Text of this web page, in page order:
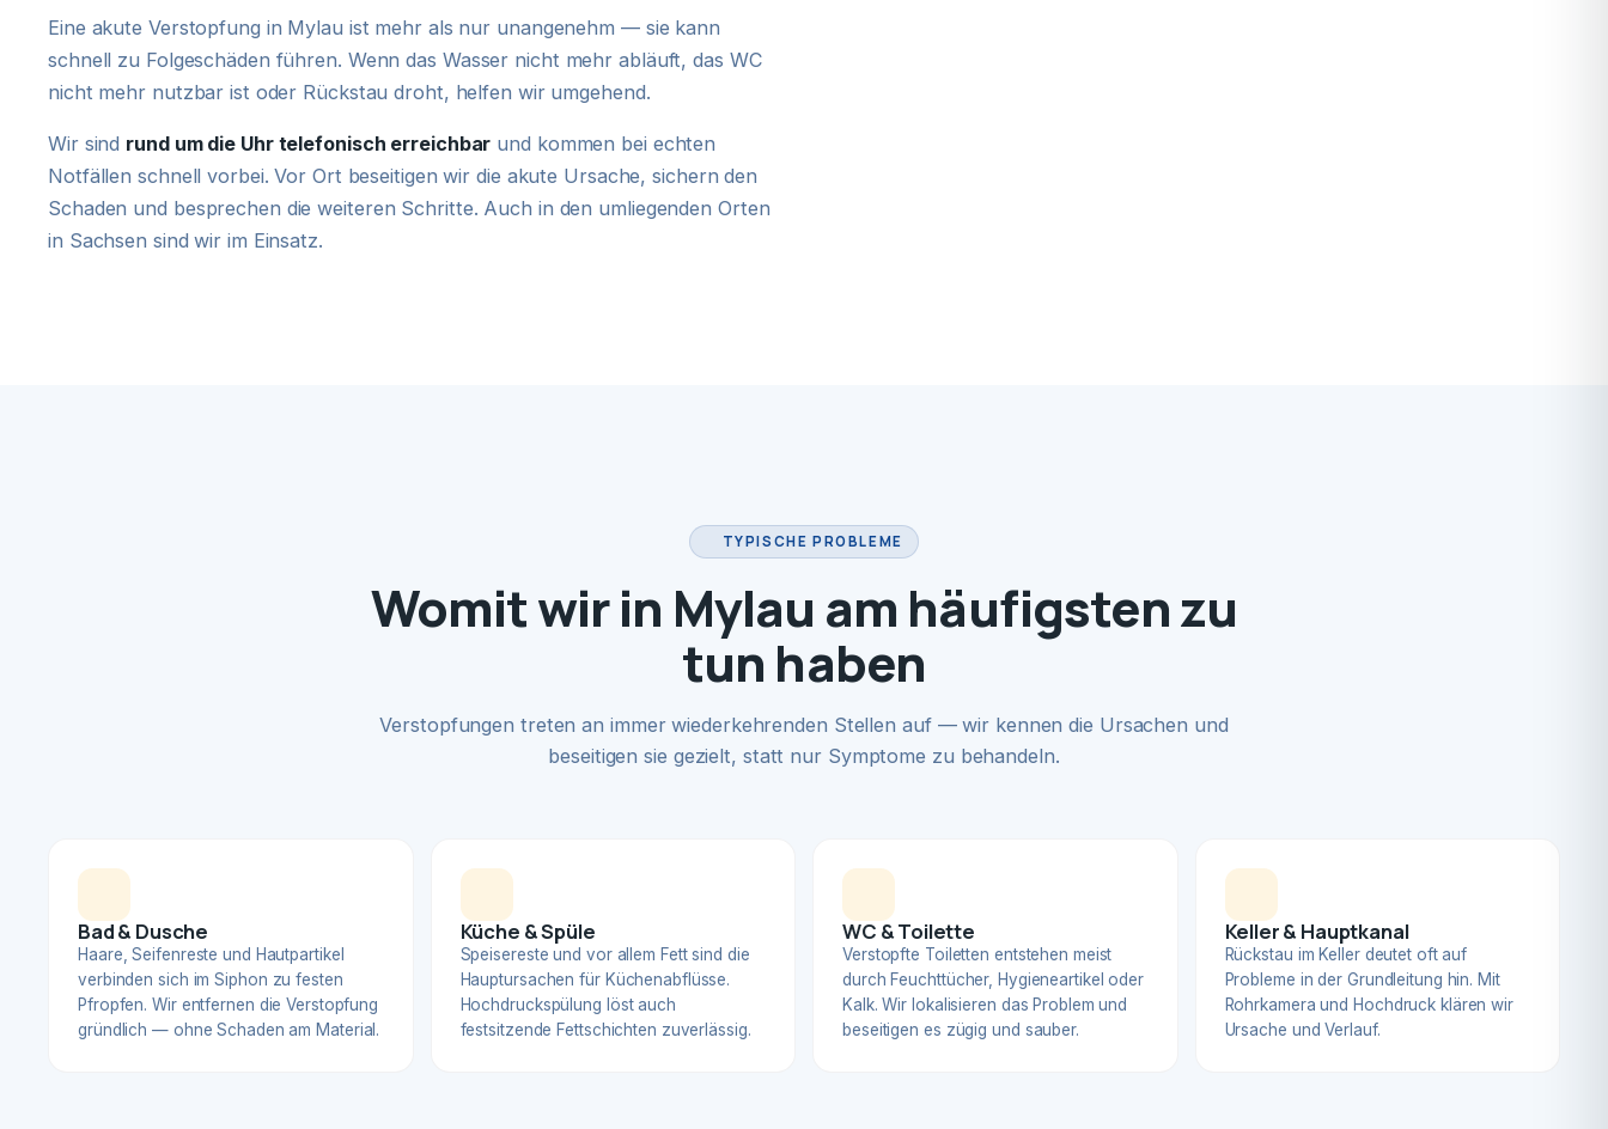
Eine akute Verstopfung in Mylau ist mehr als nur unangenehm — sie kann
schnell zu Folgeschäden führen. Wenn das Wasser nicht mehr abläuft, das WC
nicht mehr nutzbar ist oder Rückstau droht, helfen wir umgehend.
Wir sind rund um die Uhr telefonisch erreichbar und kommen bei echten
Notfällen schnell vorbei. Vor Ort beseitigen wir die akute Ursache, sichern den
Schaden und besprechen die weiteren Schritte. Auch in den umliegenden Orten
in Sachsen sind wir im Einsatz.
TYPISCHE PROBLEME
Womit wir in Mylau am häufigsten zu
tun haben
Verstopfungen treten an immer wiederkehrenden Stellen auf — wir kennen die Ursachen und
beseitigen sie gezielt, statt nur Symptome zu behandeln.
Bad & Dusche
Haare, Seifenreste und Hautpartikel
verbinden sich im Siphon zu festen
Pfropfen. Wir entfernen die Verstopfung
gründlich — ohne Schaden am Material.
Küche & Spüle
Speisereste und vor allem Fett sind die
Hauptursachen für Küchenabflüsse.
Hochdruckspülung löst auch
festsitzende Fettschichten zuverlässig.
WC & Toilette
Verstopfte Toiletten entstehen meist
durch Feuchttücher, Hygieneartikel oder
Kalk. Wir lokalisieren das Problem und
beseitigen es zügig und sauber.
Keller & Hauptkanal
Rückstau im Keller deutet oft auf
Probleme in der Grundleitung hin. Mit
Rohrkamera und Hochdruck klären wir
Ursache und Verlauf.